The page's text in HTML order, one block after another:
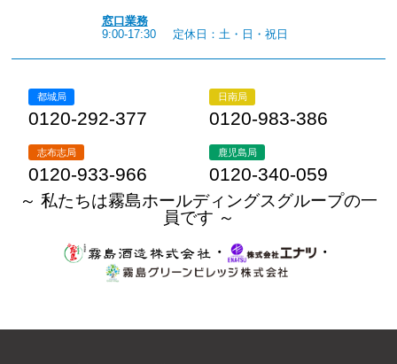
窓口業務
9:00-17:30
定休日：土・日・祝日
都城局
0120-292-377
日南局
0120-983-386
志布志局
0120-933-966
鹿児島局
0120-340-059
～ 私たちは霧島ホールディングスグループの一
員です ～
・
・